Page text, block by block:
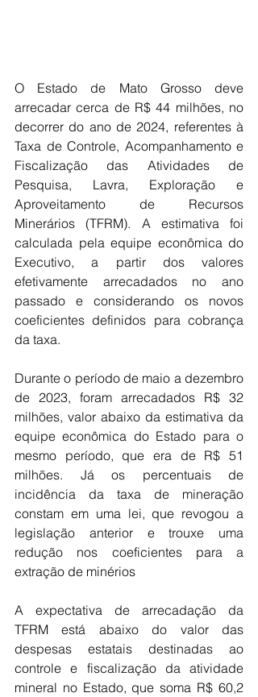
O Estado de Mato Grosso deve
arrecadar cerca de R$ 44 milhões, no
decorrer do ano de 2024, referentes à
Taxa de Controle, Acompanhamento e
Fiscalização das Atividades de
Pesquisa, Lavra, Exploração e
Aproveitamento de Recursos
Minerários (TFRM). A estimativa foi
calculada pela equipe econômica do
Executivo, a partir dos valores
efetivamente arrecadados no ano
passado e considerando os novos
coeficientes definidos para cobrança
da taxa.
Durante o período de maio a dezembro
de 2023, foram arrecadados R$ 32
milhões, valor abaixo da estimativa da
equipe econômica do Estado para o
mesmo período, que era de R$ 51
milhões. Já os percentuais de
incidência da taxa de mineração
constam em uma lei, que revogou a
legislação anterior e trouxe uma
redução nos coeficientes para a
extração de minérios
A expectativa de arrecadação da
TFRM está abaixo do valor das
despesas estatais destinadas ao
controle e fiscalização da atividade
mineral no Estado, que soma R$ 60,2